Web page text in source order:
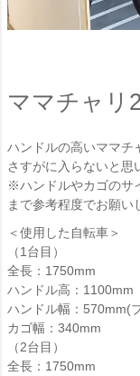
ママチャリ
ハンドルの高いママチ
さすがに入らないと思
※ハンドルやカゴのサ
まで参考程度でお願い
＜使用した自転車＞
（1台目）
全長：1750mm
ハンドル高：1100mm
ハンドル幅：570mm(
カゴ幅：340mm
（2台目）
全長：1750mm